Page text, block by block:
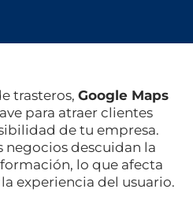
trasteros, Google Maps
para atraer clientes
de tu empresa.
negocios descuidan la
lo que afecta
experiencia del usuario.